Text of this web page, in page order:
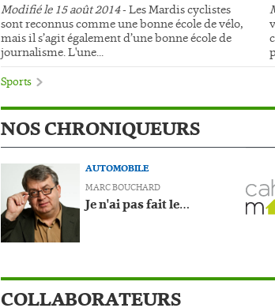
Modifié le 15 août 2014- Les Mardis cyclistes
sont reconnus comme une bonne école de vélo,
mais il s’agit également d’une bonne école de
journalisme. L'une...
Sports
NOS CHRONIQUEURS
AUTOMOBILE
MARC BOUCHARD
Je n'ai pas fait le…
COLLABORATEURS